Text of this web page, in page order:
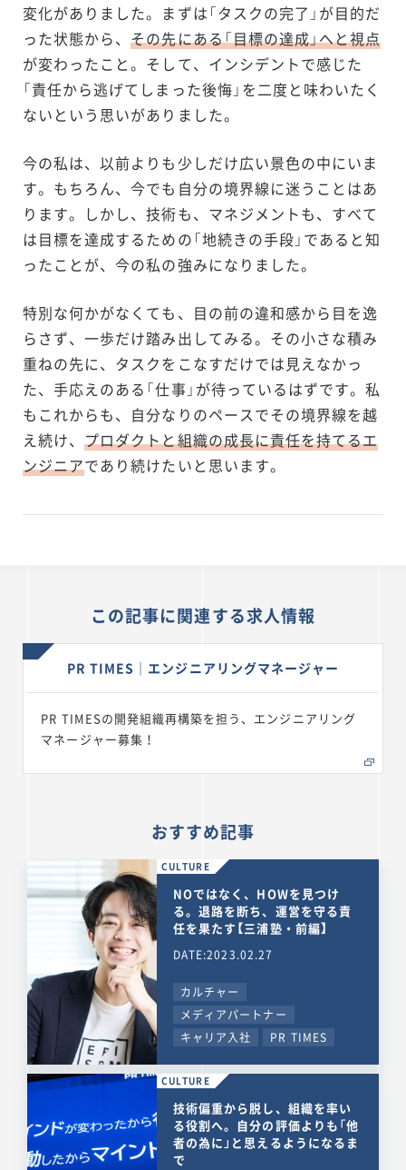
変化がありました。まずは「タスクの完了」が目的だ
った状態から、その先にある「目標の達成」へと視点
が変わったこと。そして、インシデントで感じた
「責任から逃げてしまった後悔」を二度と味わいたく
ないという思いがありました。
今の私は、以前よりも少しだけ広い景色の中にいま
す。もちろん、今でも自分の境界線に迷うことはあ
ります。しかし、技術も、マネジメントも、すべて
は目標を達成するための「地続きの手段」であると知
ったことが、今の私の強みになりました。
特別な何かがなくても、目の前の違和感から目を逸
らさず、一歩だけ踏み出してみる。その小さな積み
重ねの先に、タスクをこなすだけでは見えなかっ
た、手応えのある「仕事」が待っているはずです。私
もこれからも、自分なりのペースでその境界線を越
え続け、プロダクトと組織の成長に責任を持てるエ
ンジニアであり続けたいと思います。
この記事に関連する求人情報
PR TIMES｜エンジニアリングマネージャー
PR TIMESの開発組織再構築を担う、エンジニアリング
マネージャー募集！
おすすめ記事
CULTURE
NOではなく、HOWを見つけ
る。退路を断ち、運営を守る責
任を果たす【三浦塾・前編】
DATE:2023.02.27
カルチャー
メディアパートナー
キャリア入社
PR TIMES
CULTURE
技術偏重から脱し、組織を率い
る役割へ。自分の評価よりも「他
者の為に」と思えるようになるま
で